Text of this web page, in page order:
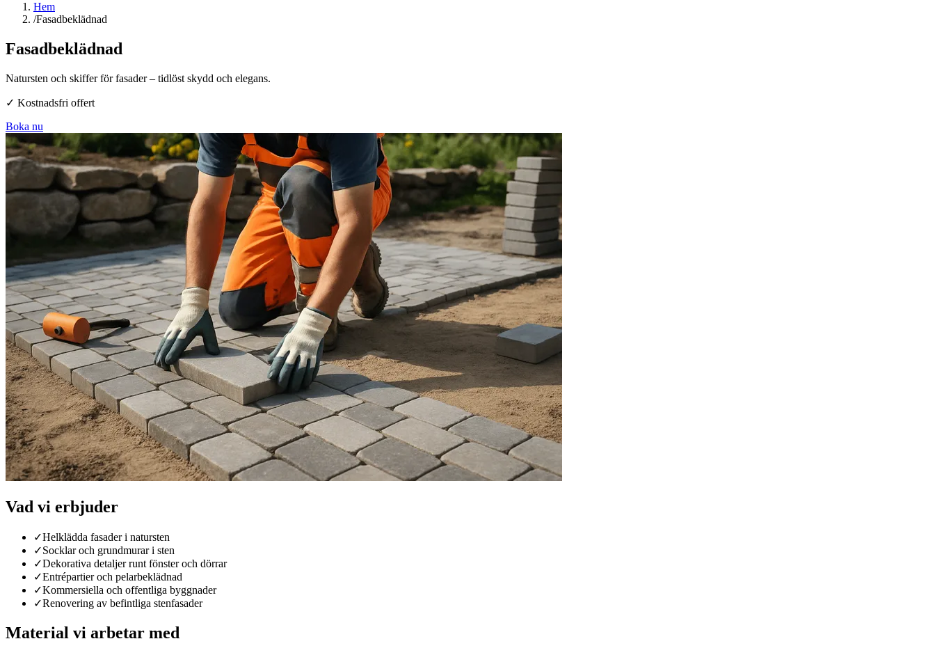
Hem
/Fasadbeklädnad
Fasadbeklädnad
Natursten och skiffer för fasader – tidlöst skydd och elegans.
✓ Kostnadsfri offert
Boka nu
Vad vi erbjuder
✓Helklädda fasader i natursten
✓Socklar och grundmurar i sten
✓Dekorativa detaljer runt fönster och dörrar
✓Entrépartier och pelarbeklädnad
✓Kommersiella och offentliga byggnader
✓Renovering av befintliga stenfasader
Material vi arbetar med